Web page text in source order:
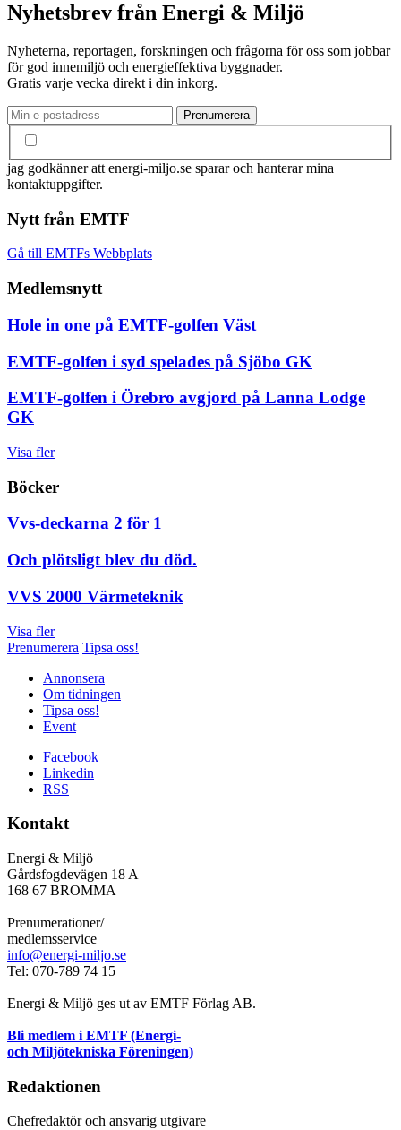
Nyhetsbrev från Energi & Miljö
Nyheterna, reportagen, forskningen och frågorna för oss som jobbar
för god innemiljö och energieffektiva byggnader.
Gratis varje vecka direkt i din inkorg.
jag godkänner att energi-miljo.se sparar och hanterar mina
kontaktuppgifter.
Nytt från EMTF
Gå till EMTFs Webbplats
Medlemsnytt
Hole in one på EMTF-golfen Väst
EMTF-golfen i syd spelades på Sjöbo GK
EMTF-golfen i Örebro avgjord på Lanna Lodge
GK
Visa fler
Böcker
Vvs-deckarna 2 för 1
Och plötsligt blev du död.
VVS 2000 Värmeteknik
Visa fler
Prenumerera Tipsa oss!
Annonsera
Om tidningen
Tipsa oss!
Event
Facebook
Linkedin
RSS
Kontakt
Energi & Miljö
Gårdsfogdevägen 18 A
168 67 BROMMA
Prenumerationer/
medlemsservice
info@energi-miljo.se
Tel: 070-789 74 15
Energi & Miljö ges ut av EMTF Förlag AB.
Bli medlem i EMTF (Energi-
och Miljötekniska Föreningen)
Redaktionen
Chefredaktör och ansvarig utgivare